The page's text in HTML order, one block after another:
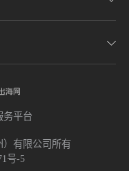
务平台
）有限公司所有
号-5